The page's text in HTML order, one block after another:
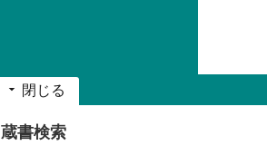
閉じる
蔵書検索